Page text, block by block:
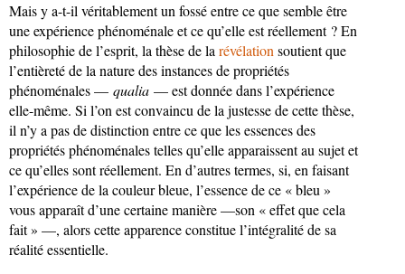
Mais y a-t-il véritablement un fossé entre ce que semble être
une expérience phénoménale et ce qu’elle est réellement ? En
philosophie de l’esprit, la thèse de la révélation soutient que
l’entièreté de la nature des instances de propriétés
phénoménales — qualia — est donnée dans l’expérience
elle-même. Si l’on est convaincu de la justesse de cette thèse,
il n’y a pas de distinction entre ce que les essences des
propriétés phénoménales telles qu’elle apparaissent au sujet et
ce qu’elles sont réellement. En d’autres termes, si, en faisant
l’expérience de la couleur bleue, l’essence de ce « bleu »
vous apparaît d’une certaine manière —son « effet que cela
fait » —, alors cette apparence constitue l’intégralité de sa
réalité essentielle.